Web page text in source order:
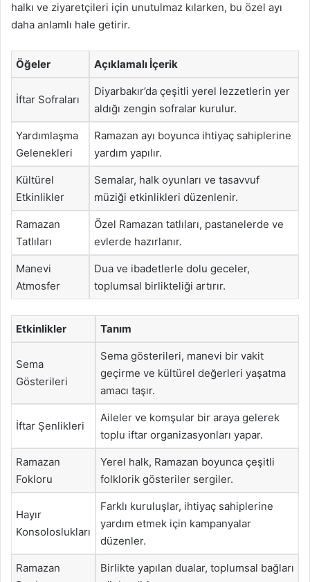
halkı ve ziyaretçileri için unutulmaz kılarken, bu özel ayı
daha anlamlı hale getirir.
Öğeler Açıklamalı İçerik
İftar Sofraları
Diyarbakır’da çeşitli yerel lezzetlerin yer
aldığı zengin sofralar kurulur.
Yardımlaşma
Gelenekleri
Ramazan ayı boyunca ihtiyaç sahiplerine
yardım yapılır.
Kültürel
Etkinlikler
Semalar, halk oyunları ve tasavvuf
müziği etkinlikleri düzenlenir.
Ramazan
Tatlıları
Özel Ramazan tatlıları, pastanelerde ve
evlerde hazırlanır.
Manevi
Atmosfer
Dua ve ibadetlerle dolu geceler,
toplumsal birlikteliği artırır.
Etkinlikler Tanım
Sema
Gösterileri
Sema gösterileri, manevi bir vakit
geçirme ve kültürel değerleri yaşatma
amacı taşır.
İftar Şenlikleri
Aileler ve komşular bir araya gelerek
toplu iftar organizasyonları yapar.
Ramazan
Fokloru
Yerel halk, Ramazan boyunca çeşitli
folklorik gösteriler sergiler.
Hayır
Konsoloslukları
Farklı kuruluşlar, ihtiyaç sahiplerine
yardım etmek için kampanyalar
düzenler.
Ramazan
Birlikte yapılan dualar, toplumsal bağları